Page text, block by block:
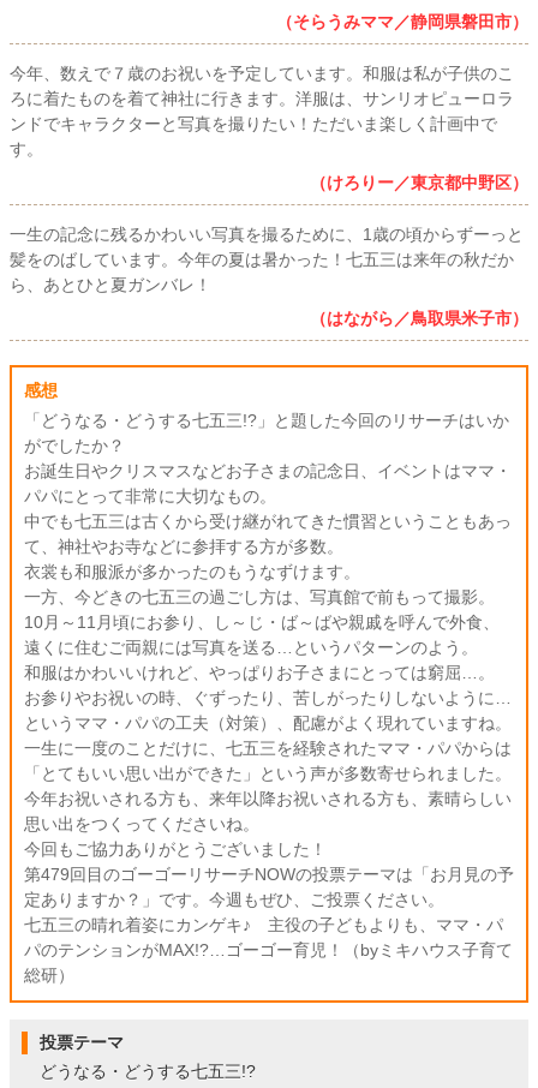
（そらうみママ／静岡県磐田市）
今年、数えで７歳のお祝いを予定しています。和服は私が子供のこ
ろに着たものを着て神社に行きます。洋服は、サンリオピューロラ
ンドでキャラクターと写真を撮りたい！ただいま楽しく計画中で
す。
（けろりー／東京都中野区）
一生の記念に残るかわいい写真を撮るために、1歳の頃からずーっと
髪をのばしています。今年の夏は暑かった！七五三は来年の秋だか
ら、あとひと夏ガンバレ！
（はながら／鳥取県米子市）
感想
「どうなる・どうする七五三!?」と題した今回のリサーチはいか
がでしたか？
お誕生日やクリスマスなどお子さまの記念日、イベントはママ・
パパにとって非常に大切なもの。
中でも七五三は古くから受け継がれてきた慣習ということもあっ
て、神社やお寺などに参拝する方が多数。
衣裳も和服派が多かったのもうなずけます。
一方、今どきの七五三の過ごし方は、写真館で前もって撮影。
10月～11月頃にお参り、し～じ・ば～ばや親戚を呼んで外食、
遠くに住むご両親には写真を送る…というパターンのよう。
和服はかわいいけれど、やっぱりお子さまにとっては窮屈…。
お参りやお祝いの時、ぐずったり、苦しがったりしないように…
というママ・パパの工夫（対策）、配慮がよく現れていますね。
一生に一度のことだけに、七五三を経験されたママ・パパからは
「とてもいい思い出ができた」という声が多数寄せられました。
今年お祝いされる方も、来年以降お祝いされる方も、素晴らしい
思い出をつくってくださいね。
今回もご協力ありがとうございました！
第479回目のゴーゴーリサーチNOWの投票テーマは「お月見の予
定ありますか？」です。今週もぜひ、ご投票ください。
七五三の晴れ着姿にカンゲキ♪ 主役の子どもよりも、ママ・パ
パのテンションがMAX!?…ゴーゴー育児！（byミキハウス子育て
総研）
投票テーマ
どうなる・どうする七五三!?